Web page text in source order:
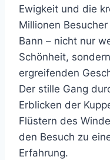
Ewigkeit und die
Millionen
Bann – nicht nur
Schönheit,
ergreifenden
Der stille Gang
Erblicken der
Flüstern des
den Besuch zu
Erfahrung.